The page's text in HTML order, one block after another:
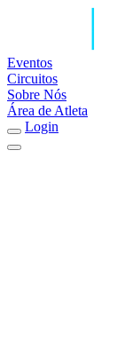
Eventos
Circuitos
Sobre Nós
Área de Atleta
Login